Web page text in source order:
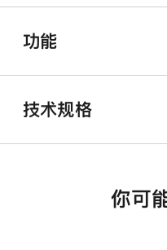
功能
技术规格
你可